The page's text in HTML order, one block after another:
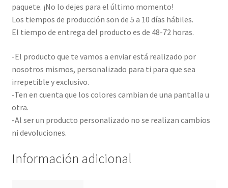
paquete. ¡No lo dejes para el último momento!
Los tiempos de producción son de 5 a 10 días hábiles.
El tiempo de entrega del producto es de 48-72 horas.
-El producto que te vamos a enviar está realizado por
nosotros mismos, personalizado para ti para que sea
irrepetible y exclusivo.
-Ten en cuenta que los colores cambian de una pantalla u
otra.
-Al ser un producto personalizado no se realizan cambios
ni devoluciones.
Información adicional